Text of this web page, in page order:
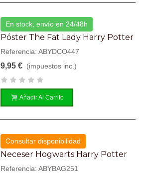
En stock, envío en 24/48h
Póster The Fat Lady Harry Potter
Referencia: ABYDCO447
9,95 € (impuestos inc.)
Añadir Al Carrito
Consultar disponibilidad
Neceser Hogwarts Harry Potter
Referencia: ABYBAG251